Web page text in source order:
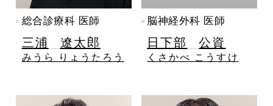
総合診療科 医師
三浦 遼太郎
みうら りょうたろう
脳神経外科 医師
日下部 公資
くさかべ こうすけ